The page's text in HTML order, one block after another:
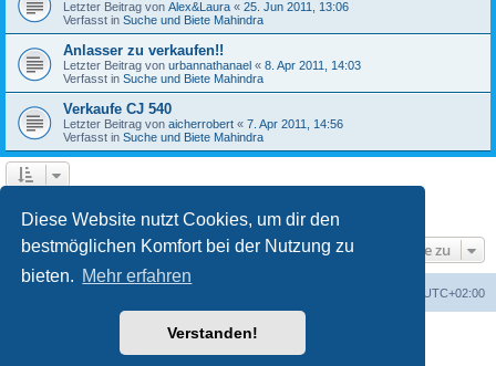
Diese Website nutzt Cookies, um dir den
bestmöglichen Komfort bei der Nutzung zu
bieten. Mehr erfahren
Verstanden!
Letzter Beitrag von Alex&Laura « 25. Jun 2011, 13:06
Verfasst in Suche und Biete Mahindra
Anlasser zu verkaufen!!
Letzter Beitrag von urbannathanael « 8. Apr 2011, 14:03
Verfasst in Suche und Biete Mahindra
Verkaufe CJ 540
Letzter Beitrag von aicherrobert « 7. Apr 2011, 14:56
Verfasst in Suche und Biete Mahindra
Gehe zu
UTC+02:00
Powered byphpBB® Forum Software © phpBB Limited
phpBB.de